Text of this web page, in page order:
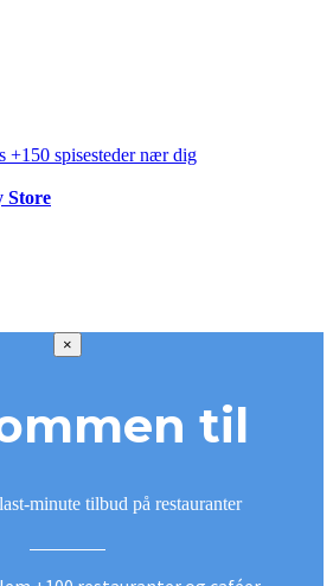
+150 spisesteder nær dig
Store
×
til
minute tilbud på restauranter